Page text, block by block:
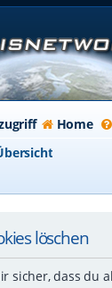
Home
löschen
sicher, dass du